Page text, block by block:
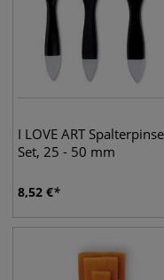
I LOVE ART
Set, 25 - 50 mm
8,52 €